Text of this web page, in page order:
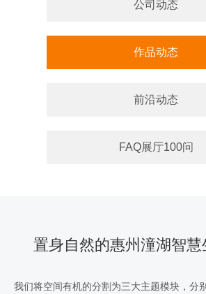
公司动态
作品动态
前沿动态
FAQ展厅100问
置身自然的惠州潼湖智
我们将空间有机的分割为三大主题模块，分